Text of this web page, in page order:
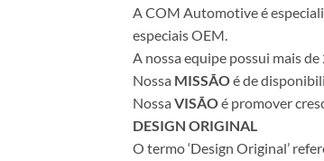
A COM Automotive é
especiais OEM.
A nossa equipe possui mais
Nossa MISSÃOé de
Nossa VISÃOé promover
DESIGN ORIGINAL
O termo ‘Design Original’